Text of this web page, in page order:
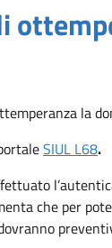
la
Apri in
SIUL L68.
che per